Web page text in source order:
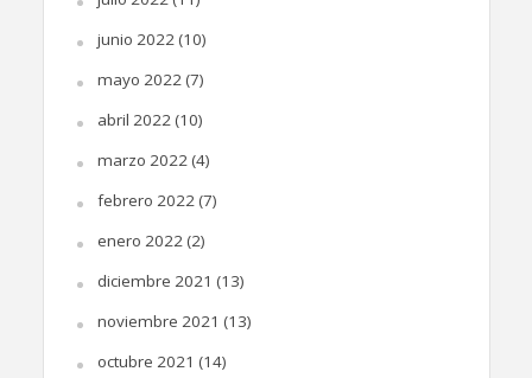
junio 2022 (10)
mayo 2022 (7)
abril 2022 (10)
marzo 2022 (4)
febrero 2022 (7)
enero 2022 (2)
diciembre 2021 (13)
noviembre 2021 (13)
octubre 2021 (14)